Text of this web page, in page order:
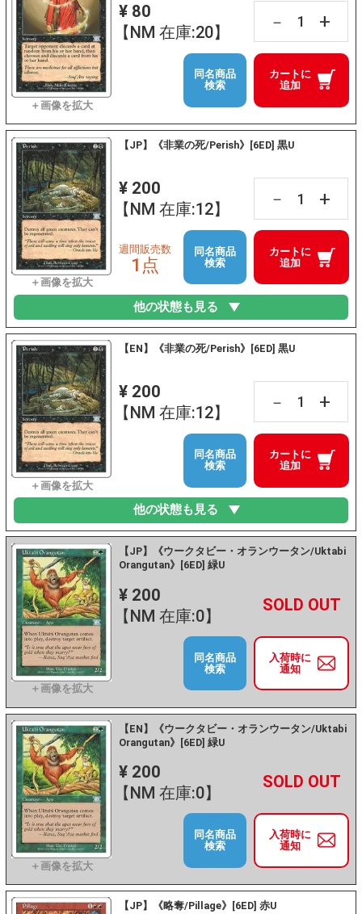
¥ 80
【NM 在庫:20】
－ +
カートに
追加
同名商品
検索
【JP】《非業の死/Perish》[6ED] 黒U
¥ 200
【NM 在庫:12】
－ +
カートに
追加
週間販売数
1点
同名商品
検索
他の状態も見る
【EN】《非業の死/Perish》[6ED] 黒U
¥ 200
【NM 在庫:12】
－ +
カートに
追加
同名商品
検索
他の状態も見る
【JP】《ウークタビー・オランウータン/Uktabi
Orangutan》[6ED] 緑U
¥ 200
【NM 在庫:0】
－ +
入荷時に
通知
同名商品
検索
【EN】《ウークタビー・オランウータン/Uktabi
Orangutan》[6ED] 緑U
¥ 200
【NM 在庫:0】
－ +
入荷時に
通知
同名商品
検索
【JP】《略奪/Pillage》[6ED] 赤U